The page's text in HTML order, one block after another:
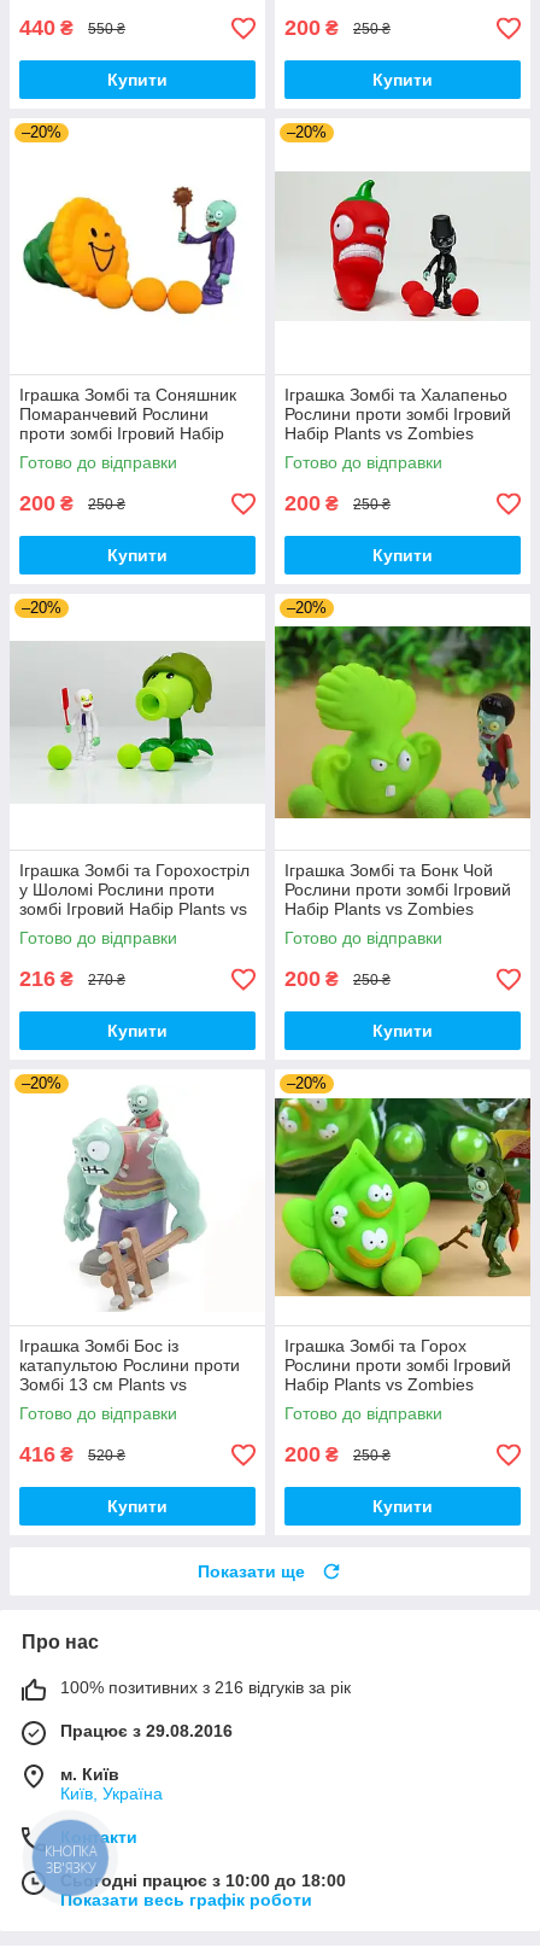
440 ₴ 550 ₴
Купити
200 ₴ 250 ₴
Купити
–20%
Іграшка Зомбі та Соняшник
Помаранчевий Рослини
проти зомбі Ігровий Набір
Plants vs Zombies (00180)
Готово до відправки
200 ₴ 250 ₴
Купити
–20%
Іграшка Зомбі та Халапеньо
Рослини проти зомбі Ігровий
Набір Plants vs Zombies
(00226)
Готово до відправки
200 ₴ 250 ₴
Купити
–20%
Іграшка Зомбі та Горохостріл
у Шоломі Рослини проти
зомбі Ігровий Набір Plants vs
Zombies (00435)
Готово до відправки
216 ₴ 270 ₴
Купити
–20%
Іграшка Зомбі та Бонк Чой
Рослини проти зомбі Ігровий
Набір Plants vs Zombies
(00287)
Готово до відправки
200 ₴ 250 ₴
Купити
–20%
Іграшка Зомбі Бос із
катапультою Рослини проти
Зомбі 13 см Plants vs
Zombies Зомбі (00230)
Готово до відправки
416 ₴ 520 ₴
Купити
–20%
Іграшка Зомбі та Горох
Рослини проти зомбі Ігровий
Набір Plants vs Zombies
(00252)
Готово до відправки
200 ₴ 250 ₴
Купити
Показати ще
Про нас
100% позитивних з 216 відгуків за рік
Працює з 29.08.2016
м. Київ
Київ, Україна
Контакти
Сьогодні працює з 10:00 до 18:00
Показати весь графік роботи
КНОПКА
ЗВ'ЯЗКУ